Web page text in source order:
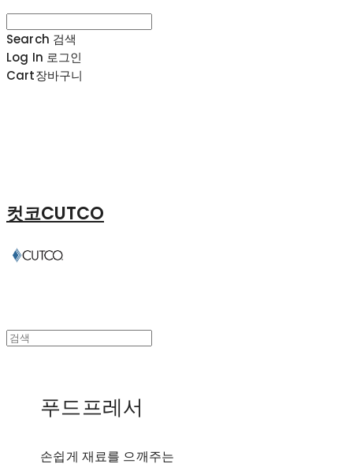
Search 검색
Log In 로그인
Cart장바구니
컷코CUTCO
푸드프레서
손쉽게 재료를 으깨주는